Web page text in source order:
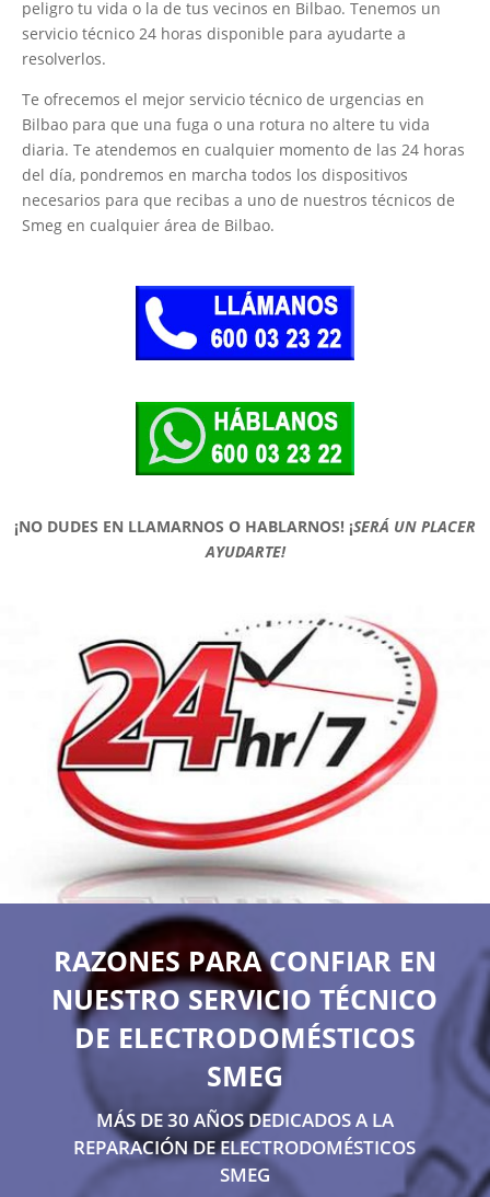
peligro tu vida o la de tus vecinos en Bilbao. Tenemos un
servicio técnico 24 horas disponible para ayudarte a
resolverlos.
Te ofrecemos el mejor servicio técnico de urgencias en
Bilbao para que una fuga o una rotura no altere tu vida
diaria. Te atendemos en cualquier momento de las 24 horas
del día, pondremos en marcha todos los dispositivos
necesarios para que recibas a uno de nuestros técnicos de
Smeg en cualquier área de Bilbao.
¡NO DUDES EN LLAMARNOS O HABLARNOS! ¡SERÁ UN PLACER
AYUDARTE!
RAZONES PARA CONFIAR EN
NUESTRO SERVICIO TÉCNICO
DE ELECTRODOMÉSTICOS
SMEG
MÁS DE 30 AÑOS DEDICADOS A LA
REPARACIÓN DE ELECTRODOMÉSTICOS
SMEG